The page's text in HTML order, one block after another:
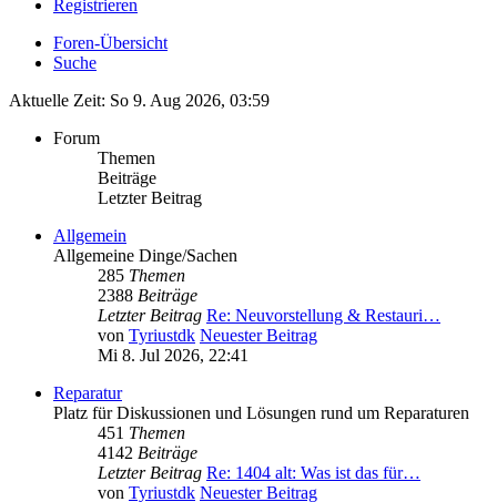
Registrieren
Foren-Übersicht
Suche
Aktuelle Zeit: So 9. Aug 2026, 03:59
Forum
Themen
Beiträge
Letzter Beitrag
Allgemein
Allgemeine Dinge/Sachen
285 Themen
2388 Beiträge
Letzter Beitrag Re: Neuvorstellung & Restauri…
von Tyriustdk Neuester Beitrag
Mi 8. Jul 2026, 22:41
Reparatur
Platz für Diskussionen und Lösungen rund um Reparaturen
451 Themen
4142 Beiträge
Letzter Beitrag Re: 1404 alt: Was ist das für…
von Tyriustdk Neuester Beitrag